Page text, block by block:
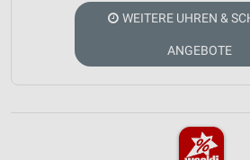
WEITERE UHREN &
ANGEBOTE